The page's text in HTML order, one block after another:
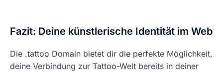
Fazit: Deine künstlerische Identität im Web
Die .tattoo Domain bietet dir die perfekte Möglichkeit,
deine Verbindung zur Tattoo-Welt bereits in deiner